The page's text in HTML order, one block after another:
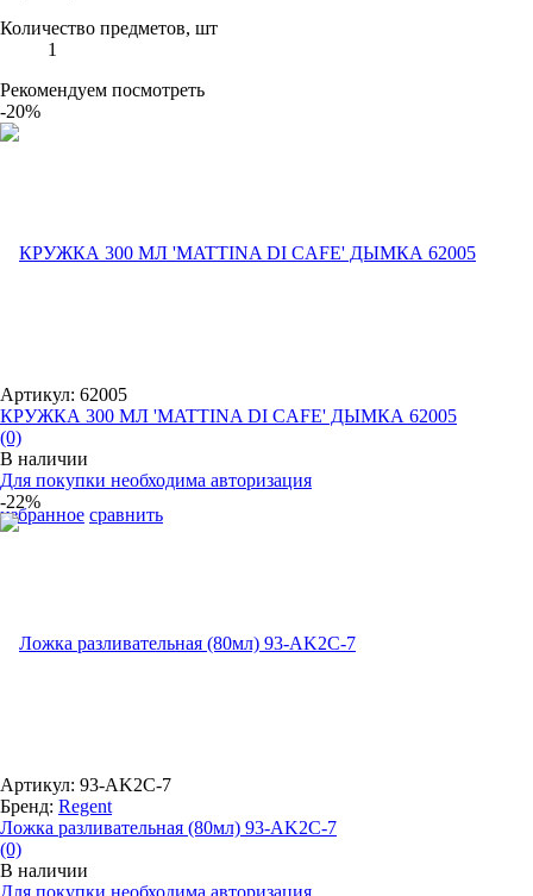
Количество предметов, шт
1
Рекомендуем посмотреть
-20%
избранное сравнить
Артикул: 62005
КРУЖКА 300 МЛ 'MATTINA DI CAFE' ДЫМКА 62005
(0)
В наличии
Для покупки необходима авторизация
-22%
Артикул: 93-AK2C-7
Бренд: Regent
Ложка разливательная (80мл) 93-AK2C-7
(0)
В наличии
Для покупки необходима авторизация